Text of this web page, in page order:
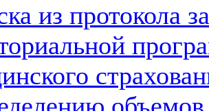
из протокола